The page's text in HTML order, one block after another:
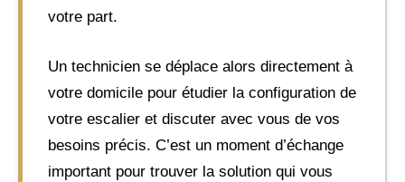
votre part.
Un technicien se déplace alors directement à
votre domicile pour étudier la configuration de
votre escalier et discuter avec vous de vos
besoins précis. C’est un moment d’échange
important pour trouver la solution qui vous